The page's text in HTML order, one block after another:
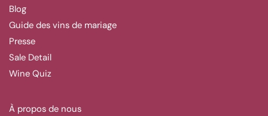
Blog
Guide des vins de mariage
Presse
Sale Detail
Wine Quiz
À propos de nous